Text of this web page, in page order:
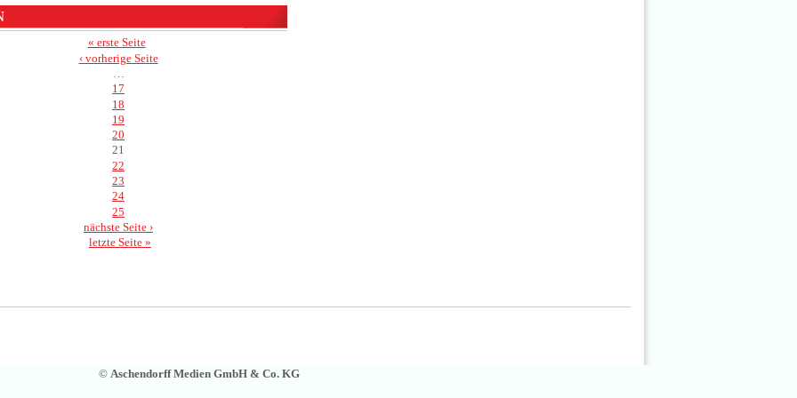
« erste Seite
‹ vorherige Seite
17
18
19
20
21
22
23
24
25
nächste Seite ›
letzte Seite »
© Aschendorff Medien GmbH & Co. KG